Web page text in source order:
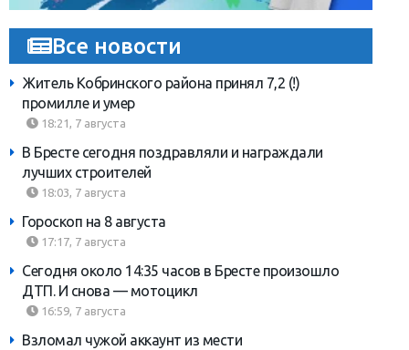
Все новости
Житель Кобринского района принял 7,2 (!)
промилле и умер
18:21, 7 августа
В Бресте сегодня поздравляли и награждали
лучших строителей
18:03, 7 августа
Гороскоп на 8 августа
17:17, 7 августа
Сегодня около 14:35 часов в Бресте произошло
ДТП. И снова — мотоцикл
16:59, 7 августа
Взломал чужой аккаунт из мести